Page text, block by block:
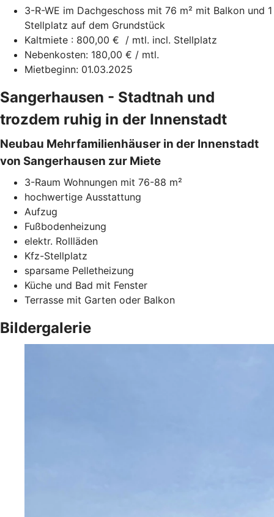
3-R-WE im Dachgeschoss mit 76 m² mit Balkon und 1
Stellplatz auf dem Grundstück
Kaltmiete : 800,00 € / mtl. incl. Stellplatz
Nebenkosten: 180,00 € / mtl.
Mietbeginn: 01.03.2025
Sangerhausen - Stadtnah und
trozdem ruhig in der Innenstadt
Neubau Mehrfamilienhäuser in der Innenstadt
von Sangerhausen zur Miete
3-Raum Wohnungen mit 76-88 m²
hochwertige Ausstattung
Aufzug
Fußbodenheizung
elektr. Rollläden
Kfz-Stellplatz
sparsame Pelletheizung
Küche und Bad mit Fenster
Terrasse mit Garten oder Balkon
Bildergalerie